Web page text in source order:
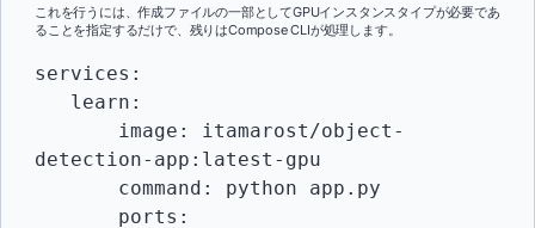
これを行うには、作成ファイルの一部としてGPUインスタンスタイプが必要であ
ることを指定するだけで、残りはCompose CLIが処理します。
services:
detection-app:latest-gpu